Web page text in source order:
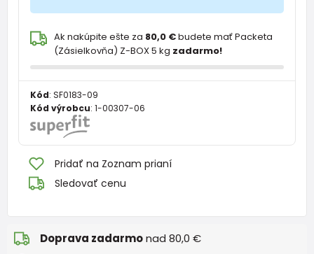
Ak nakúpite ešte za 80,0 €budete mať Packeta
(Zásielkovňa) Z-BOX 5 kg zadarmo!
Kód: SF0183-09
Kód výrobcu: 1-00307-06
Pridať na Zoznam prianí
Sledovať cenu
Doprava zadarmonad 80,0 €